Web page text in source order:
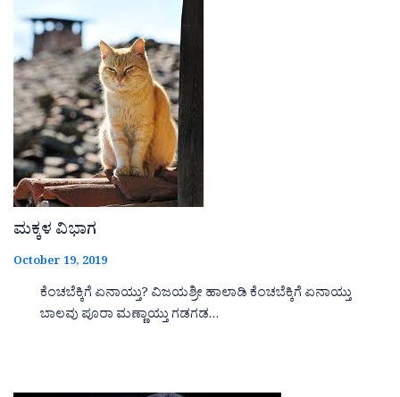
ಮಕ್ಕಳ ವಿಭಾಗ
October 19, 2019
ಕೆಂಚಬೆಕ್ಕಿಗೆ ಏನಾಯ್ತು? ವಿಜಯಶ್ರೀ ಹಾಲಾಡಿ ಕೆಂಚಬೆಕ್ಕಿಗೆ ಏನಾಯ್ತು
ಬಾಲವು ಪೂರಾ ಮಣ್ಣಾಯ್ತು ಗಡಗಡ…